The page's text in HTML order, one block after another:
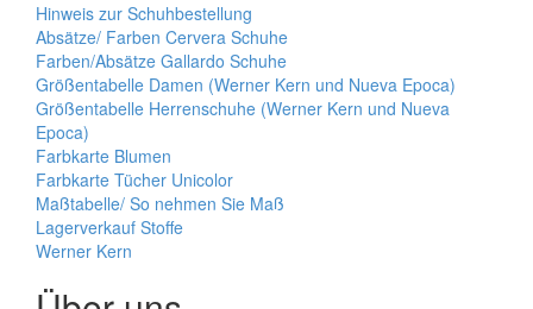
Hinweis zur Schuhbestellung
Absätze/ Farben Cervera Schuhe
Farben/Absätze Gallardo Schuhe
Größentabelle Damen (Werner Kern und Nueva Epoca)
Größentabelle Herrenschuhe (Werner Kern und Nueva
Epoca)
Farbkarte Blumen
Farbkarte Tücher Unicolor
Maßtabelle/ So nehmen Sie Maß
Lagerverkauf Stoffe
Werner Kern